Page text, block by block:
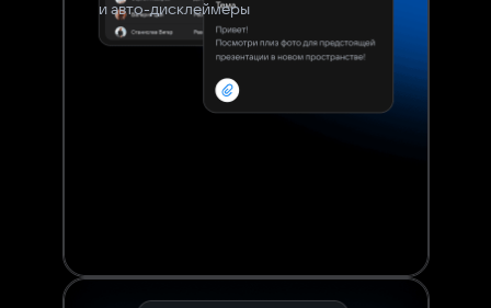
и авто-дисклеймеры